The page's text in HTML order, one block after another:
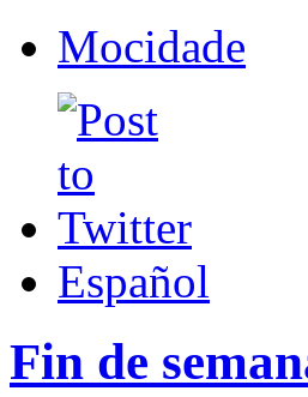
Mocidade
Español
Fin de